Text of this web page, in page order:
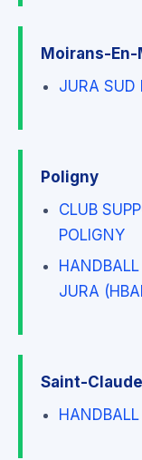
Moirans-
JURA SUD
Poligny
CLUB
POLIGNY
JURA
Saint-Claude